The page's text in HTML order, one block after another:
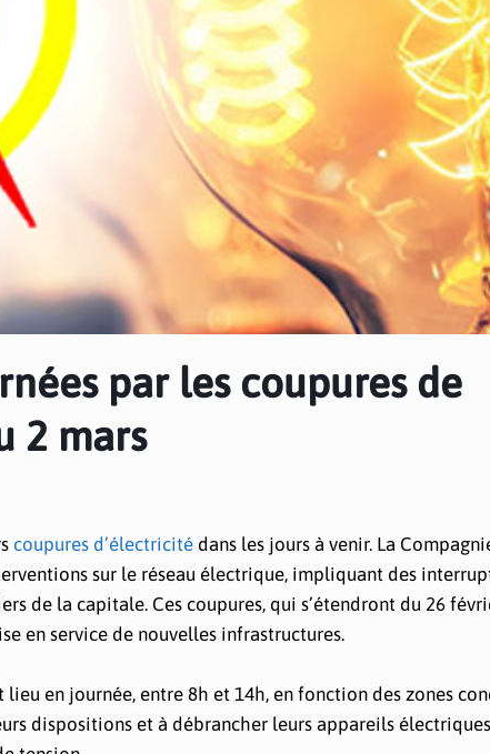
par les coupures de
2 mars
coupures d’électricité dans les jours à venir. La
sur le réseau électrique, impliquant des
de la capitale. Ces coupures, qui s’étendront du 26
en service de nouvelles infrastructures.
en journée, entre 8h et 14h, en fonction des zones
dispositions et à débrancher leurs appareils